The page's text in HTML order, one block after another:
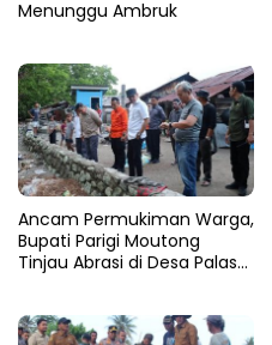
Menunggu Ambruk
Ancam Permukiman Warga,
Bupati Parigi Moutong
Tinjau Abrasi di Desa Palasa